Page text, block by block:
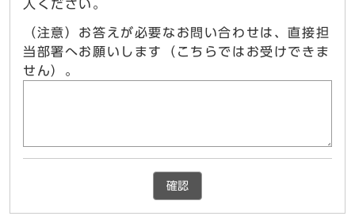
入ください。
（注意）お答えが必要なお問い合わせは、直接担
当部署へお願いします（こちらではお受けできま
せん）。
確認